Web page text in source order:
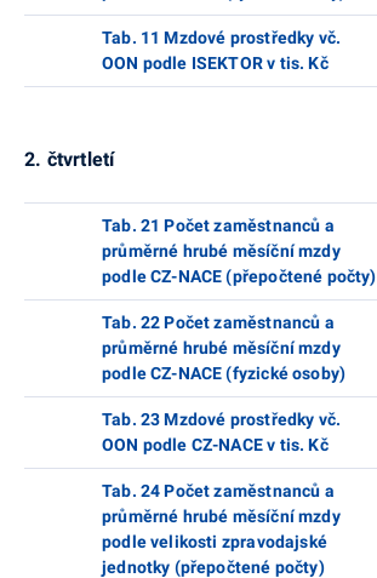
Tab. 11 Mzdové prostředky vč.
OON podle ISEKTOR v tis. Kč
2. čtvrtletí
Tab. 21 Počet zaměstnanců a
průměrné hrubé měsíční mzdy
podle CZ-NACE (přepočtené počty)
Tab. 22 Počet zaměstnanců a
průměrné hrubé měsíční mzdy
podle CZ-NACE (fyzické osoby)
Tab. 23 Mzdové prostředky vč.
OON podle CZ-NACE v tis. Kč
Tab. 24 Počet zaměstnanců a
průměrné hrubé měsíční mzdy
podle velikosti zpravodajské
jednotky (přepočtené počty)